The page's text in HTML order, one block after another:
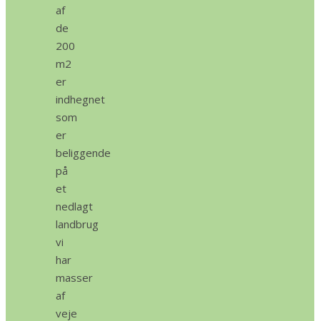
af
de
200
m2
er
indhegnet
som
er
beliggende
på
et
nedlagt
landbrug
vi
har
masser
af
veje